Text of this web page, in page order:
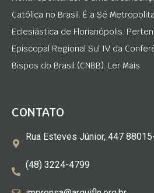
Católica no Brasil. É a Sé
Eclesiástica de Florianópolis.
Episcopal Regional Sul IV da
Bispos do Brasil (CNBB). Ler Mais
CONTATO
Rua Esteves Júnior, 447
(48) 3224-4799